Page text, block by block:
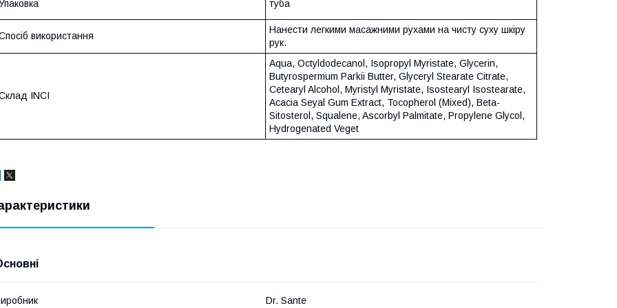
туба
використання
Нанести легкими масажними рухами на чисту суху шкіру
рук.
INCI
Aqua, Octyldodecanol, Isopropyl Myristate, Glycerin,
Butyrospermum Parkii Butter, Glyceryl Stearate Citrate,
Cetearyl Alcohol, Myristyl Myristate, Isostearyl Isostearate,
Acacia Seyal Gum Extract, Tocopherol (Mixed), Beta-
Sitosterol, Squalene, Ascorbyl Palmitate, Propylene Glycol,
Hydrogenated Veget
Dr. Sante